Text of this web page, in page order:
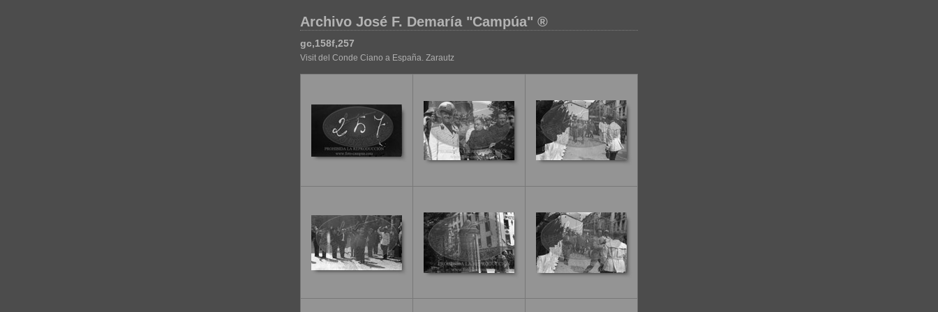
Archivo José F. Demaría "Campúa" ®
gc,158f,257
Visit del Conde Ciano a España. Zarautz